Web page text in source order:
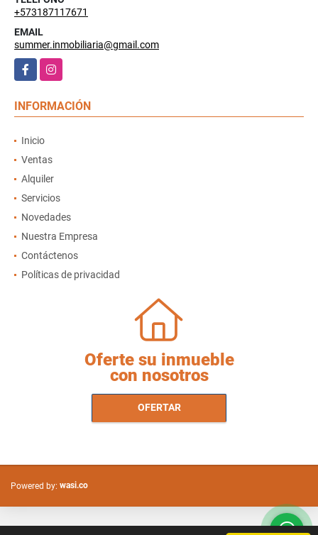
+573187117671
EMAIL
summer.inmobiliaria@gmail.com
FacebookInstagram
INFORMACIÓN
Inicio
Ventas
Alquiler
Servicios
Novedades
Nuestra Empresa
Contáctenos
Políticas de privacidad
Oferte su inmueble
con nosotros
OFERTAR
Powered by: wasi.co